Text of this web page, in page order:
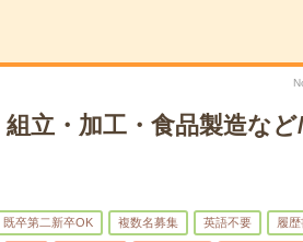
立・加工・食品製造な
既卒第二新卒OK 複数名募集 英語不要 履